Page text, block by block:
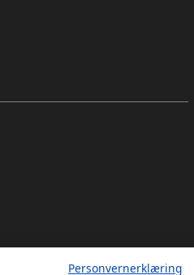
Personvernerklæring